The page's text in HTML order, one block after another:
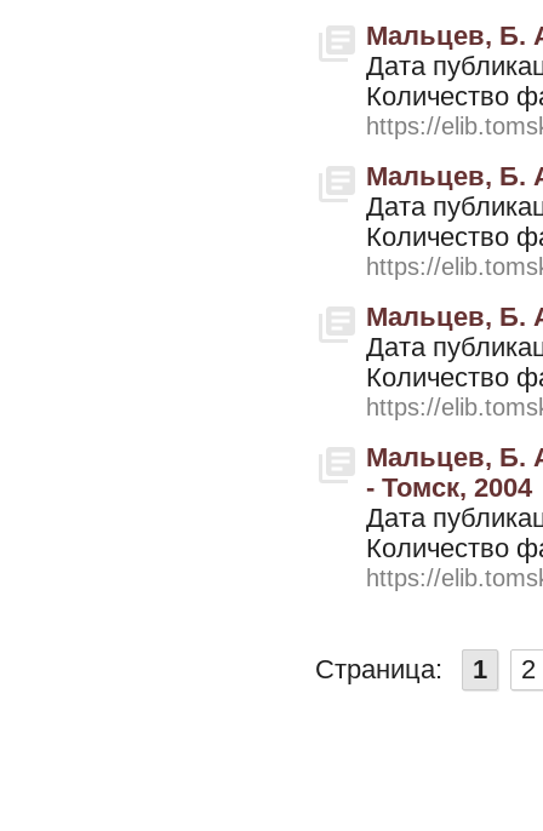
Мальцев, Б.
Дата
Количество
https://
Мальцев, Б.
Дата
Количество
https://
Мальцев, Б.
Дата
Количество
https://
Мальцев, Б.
- Томск, 2004
Дата
Количество
https://
Страница: 1 2